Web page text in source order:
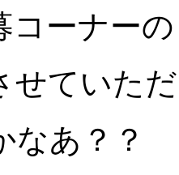
コーナー
せていた
なあ？？